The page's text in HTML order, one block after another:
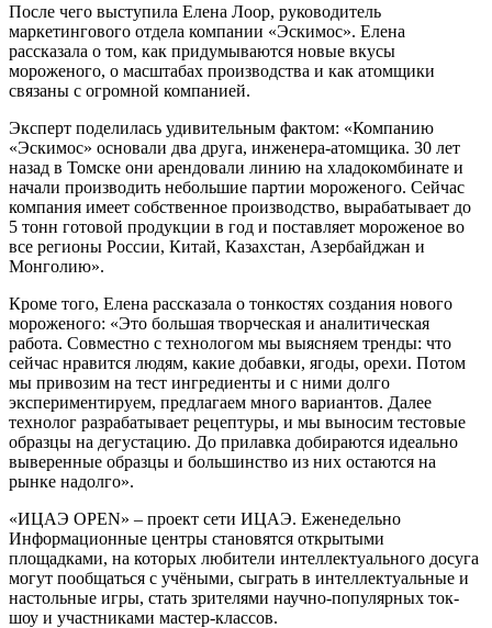
После чего выступила Елена Лоор, руководитель
маркетингового отдела компании «Эскимос». Елена
рассказала о том, как придумываются новые вкусы
мороженого, о масштабах производства и как атомщики
связаны с огромной компанией.
Эксперт поделилась удивительным фактом: «Компанию
«Эскимос» основали два друга, инженера-атомщика. 30 лет
назад в Томске они арендовали линию на хладокомбинате и
начали производить небольшие партии мороженого. Сейчас
компания имеет собственное производство, вырабатывает до
5 тонн готовой продукции в год и поставляет мороженое во
все регионы России, Китай, Казахстан, Азербайджан и
Монголию».
Кроме того, Елена рассказала о тонкостях создания нового
мороженого: «Это большая творческая и аналитическая
работа. Совместно с технологом мы выясняем тренды: что
сейчас нравится людям, какие добавки, ягоды, орехи. Потом
мы привозим на тест ингредиенты и с ними долго
экспериментируем, предлагаем много вариантов. Далее
технолог разрабатывает рецептуры, и мы выносим тестовые
образцы на дегустацию. До прилавка добираются идеально
выверенные образцы и большинство из них остаются на
рынке надолго».
«ИЦАЭ OPEN» – проект сети ИЦАЭ. Еженедельно
Информационные центры становятся открытыми
площадками, на которых любители интеллектуального досуга
могут пообщаться с учёными, сыграть в интеллектуальные и
настольные игры, стать зрителями научно-популярных ток-
шоу и участниками мастер-классов.